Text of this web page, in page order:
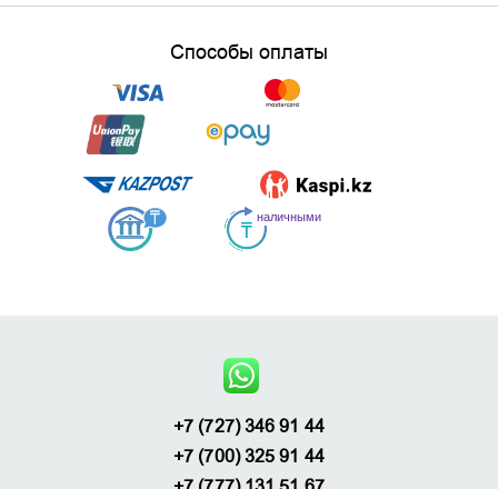
Способы оплаты
+7 (727) 346 91 44
+7 (700) 325 91 44